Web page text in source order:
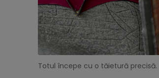
Totul începe cu o tăietură precisă.